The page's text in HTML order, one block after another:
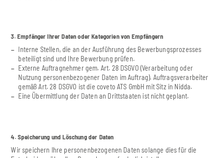
3. Empfänger Ihrer Daten oder Kategorien von Empfängern
Interne Stellen, die an der Ausführung des Bewerbungsprozesses
beteiligt sind und Ihre Bewerbung prüfen.
Externe Auftragnehmer gem. Art. 28 DSGVO (Verarbeitung oder
Nutzung personenbezogener Daten im Auftrag). Auftragsverarbeiter
gemäß Art. 28 DSGVO ist die coveto ATS GmbH mit Sitz in Nidda.
Eine Übermittlung der Daten an Drittstaaten ist nicht geplant.
4. Speicherung und Löschung der Daten
Wir speichern Ihre personenbezogenen Daten solange dies für die